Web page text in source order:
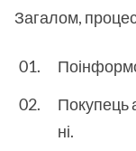
Загалом,
Покупець
ні.